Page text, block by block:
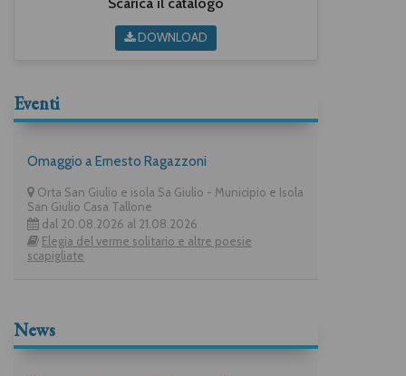
DOWNLOAD
Eventi
Omaggio a Ernesto Ragazzoni
Orta San Giulio e isola Sa Giulio - Municipio e Isola
San Giulio Casa Tallone
dal 20.08.2026 al 21.08.2026
Elegia del verme solitario e altre poesie
scapigliate
News